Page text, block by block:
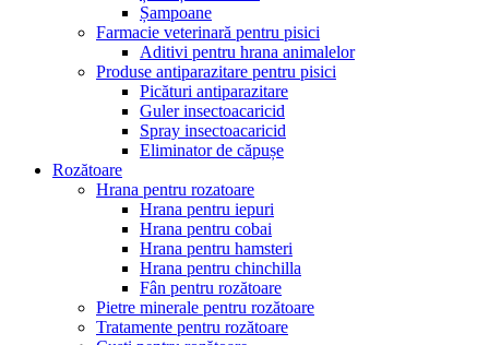
Șampoane
Farmacie veterinară pentru pisici
Aditivi pentru hrana animalelor
Produse antiparazitare pentru pisici
Picături antiparazitare
Guler insectoacaricid
Spray insectoacaricid
Eliminator de căpușe
Rozătoare
Hrana pentru rozatoare
Hrana pentru iepuri
Hrana pentru cobai
Hrana pentru hamsteri
Hrana pentru chinchilla
Fân pentru rozătoare
Pietre minerale pentru rozătoare
Tratamente pentru rozătoare